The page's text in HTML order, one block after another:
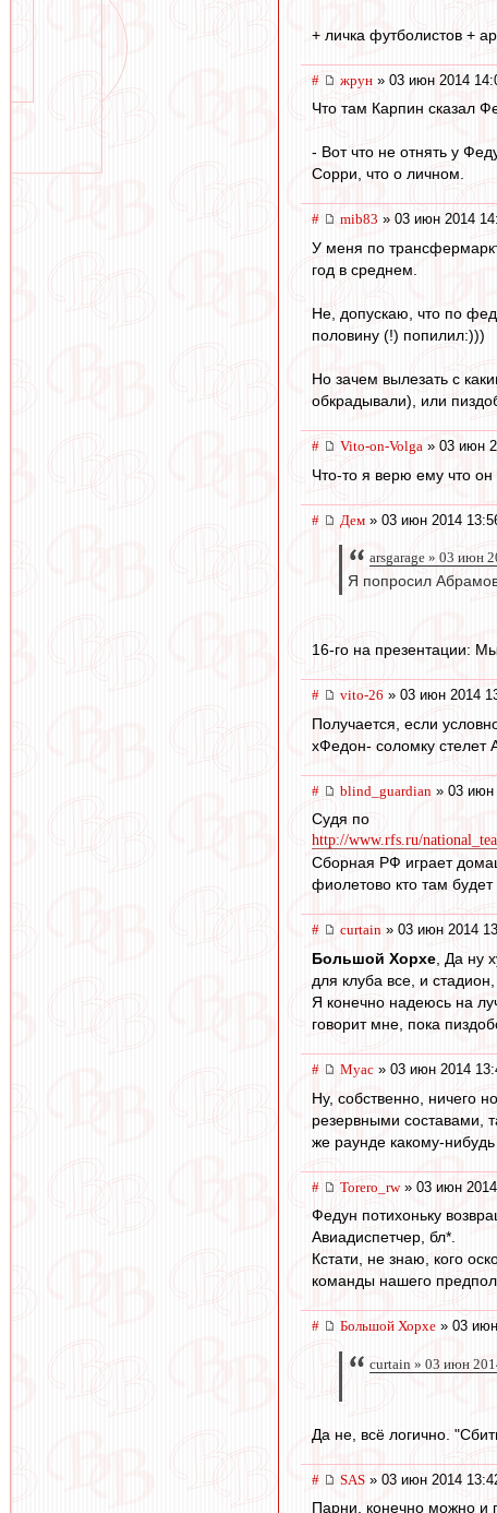
+ личка футболистов +
# жрун » 03 июн 2014
Что там Карпин сказал
- Вот что не отнять у
Сорри, что о личном.
# mib83 » 03 июн 2014
У меня по
год в среднем.
Не, допускаю, что по
половину (!) попилил:)))
Но зачем вылезать с
обкрадывали), или
# Vito-on-Volga » 03 июн
Что-то я верю ему что он
# Дем » 03 июн 2014
arsgarage » 03 июн
Я попросил
16-го на презентации:
# vito-26 » 03 июн 2014
Получается, если
хФедон- соломку
# blind_guardian » 03 июн
Судя по
http://www.rfs.ru/
Сборная РФ играет
фиолетово кто там
# curtain » 03 июн 2014
Большой Хорхе , Да ну
для клуба все, и
Я конечно надеюсь на
говорит мне, пока
# Myac » 03 июн 2014
Ну, собственно, ничего
резервными составами,
же раунде какому-
# Torero_rw» 03 июн
Федун потихоньку
Авиадиспетчер, бл*.
Кстати, не знаю, кого
команды нашего
# Большой Хорхе » 03
curtain » 03 июн
Да не, всё логично.
# SAS » 03 июн 2014
Парни, конечно можно и